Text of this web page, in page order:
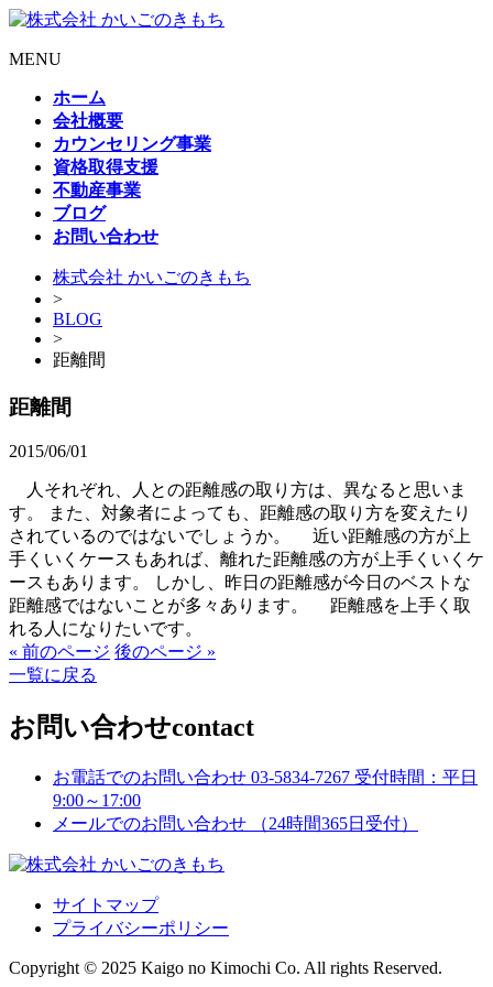
MENU
ホーム
会社概要
カウンセリング事業
資格取得支援
不動産事業
ブログ
お問い合わせ
株式会社 かいごのきもち
>
BLOG
>
距離間
距離間
2015/06/01
人それぞれ、人との距離感の取り方は、異なると思いま
す。 また、対象者によっても、距離感の取り方を変えたり
されているのではないでしょうか。 近い距離感の方が上
手くいくケースもあれば、離れた距離感の方が上手くいくケ
ースもあります。 しかし、昨日の距離感が今日のベストな
距離感ではないことが多々あります。 距離感を上手く取
れる人になりたいです。
« 前のページ 後のページ »
一覧に戻る
お問い合わせcontact
お電話でのお問い合わせ 03-5834-7267 受付時間：平日
9:00～17:00
メールでのお問い合わせ
（24時間365日受付）
サイトマップ
プライバシーポリシー
Copyright © 2025 Kaigo no Kimochi Co. All rights Reserved.